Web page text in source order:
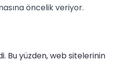
öncelik veriyor.
Bu yüzden, web sitelerinin